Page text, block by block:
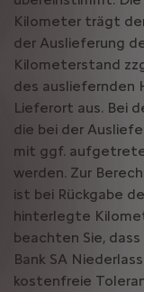
Kilometer trägt
der Auslieferung
Kilometerstand
des ausliefernden
Lieferort aus. Bei
die bei der
mit ggf.
werden. Zur
ist bei Rückgabe
hinterlegte
beachten Sie,
Bank SA
kostenfreie